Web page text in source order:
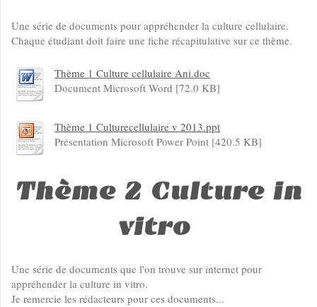
Une série de documents pour appréhender la culture cellulaire.
Chaque étudiant doit faire une fiche récapitulative sur ce thème.
Thème 1 Culture cellulaire Ani.doc
Document Microsoft Word [72.0 KB]
Thème 1 Culturecellulaire v 2013.ppt
Présentation Microsoft Power Point [420.5 KB]
Thème 2 Culture in
vitro
Une série de documents que l'on trouve sur internet pour
appréhender la culture in vitro.
Je remercie les rédacteurs pour ces documents...